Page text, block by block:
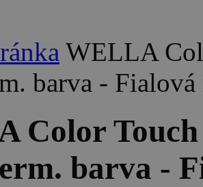
WELLA
barva -
Color
barva -